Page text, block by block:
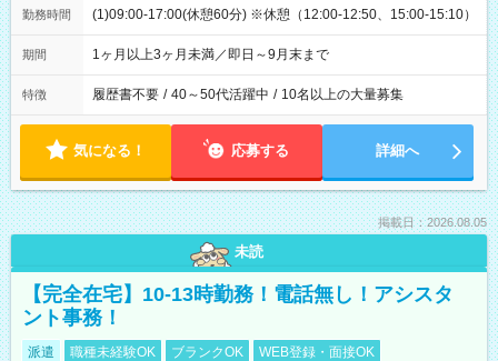
勤務時間 (1)09:00-17:00(休憩60分) ※休憩（12:00-12:50、15:00-15:10）
期間 1ヶ月以上3ヶ月未満／即日～9月末まで
特徴 履歴書不要 / 40～50代活躍中 / 10名以上の大量募集
気になる！ 応募する 詳細へ
掲載日：2026.08.05
未読
【完全在宅】10-13時勤務！電話無し！アシスタ
ント事務！
派遣 職種未経験OK ブランクOK WEB登録・面接OK